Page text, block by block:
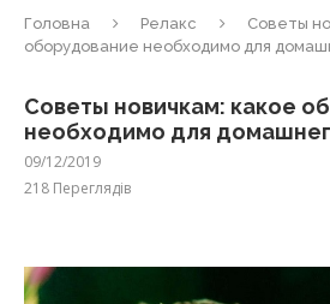
Головна Релакс
Советы
оборудование необходимо для
Советы новичкам: какое
необходимо для
09/12/2019
218 Переглядів